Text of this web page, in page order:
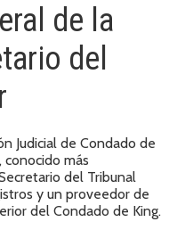
de la
del
Judicial de Condado de
conocido más
del Tribunal
y un proveedor de
del Condado de King.